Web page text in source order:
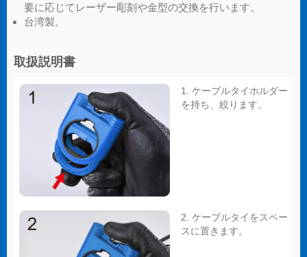
要に応じてレーザー彫刻や金型の交換を行います。
台湾製。
取扱説明書
1. ケーブルタイホルダー
を持ち、絞ります。
2. ケーブルタイをスペー
スに置きます。